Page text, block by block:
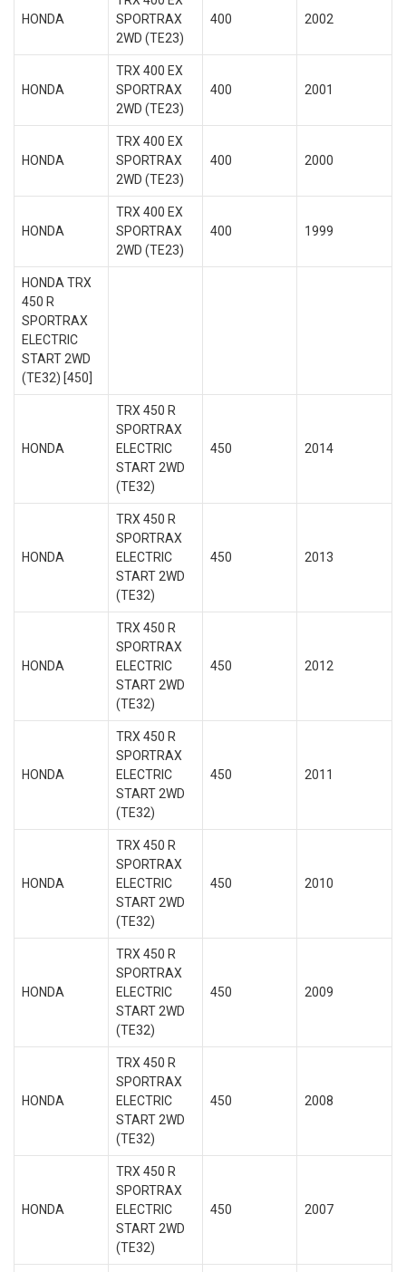
HONDA
SPORTRAX
2WD (TE23)
400 2002
HONDA
TRX 400 EX
SPORTRAX
2WD (TE23)
400 2001
HONDA
TRX 400 EX
SPORTRAX
2WD (TE23)
400 2000
HONDA
TRX 400 EX
SPORTRAX
2WD (TE23)
400 1999
HONDA TRX
450 R
SPORTRAX
ELECTRIC
START 2WD
(TE32) [450]
HONDA
TRX 450 R
SPORTRAX
ELECTRIC
START 2WD
(TE32)
450 2014
HONDA
TRX 450 R
SPORTRAX
ELECTRIC
START 2WD
(TE32)
450 2013
HONDA
TRX 450 R
SPORTRAX
ELECTRIC
START 2WD
(TE32)
450 2012
HONDA
TRX 450 R
SPORTRAX
ELECTRIC
START 2WD
(TE32)
450 2011
HONDA
TRX 450 R
SPORTRAX
ELECTRIC
START 2WD
(TE32)
450 2010
HONDA
TRX 450 R
SPORTRAX
ELECTRIC
START 2WD
(TE32)
450 2009
HONDA
TRX 450 R
SPORTRAX
ELECTRIC
START 2WD
(TE32)
450 2008
HONDA
TRX 450 R
SPORTRAX
ELECTRIC
START 2WD
(TE32)
450 2007